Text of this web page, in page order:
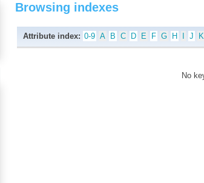
Browsing indexes
Attribute index: 0-9 A B C D E F G H J K
No